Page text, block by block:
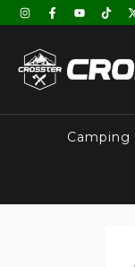
Camping